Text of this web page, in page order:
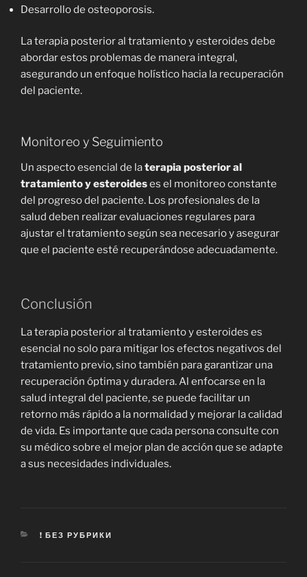
Desarrollo de osteoporosis.
La terapia posterior al tratamiento y esteroides debe
abordar estos problemas de manera integral,
asegurando un enfoque holístico hacia la recuperación
del paciente.
Monitoreo y Seguimiento
Un aspecto esencial de laterapia posterior al
tratamiento y esteroideses el monitoreo constante
del progreso del paciente. Los profesionales de la
salud deben realizar evaluaciones regulares para
ajustar el tratamiento según sea necesario y asegurar
que el paciente esté recuperándose adecuadamente.
Conclusión
La terapia posterior al tratamiento y esteroides es
esencial no solo para mitigar los efectos negativos del
tratamiento previo, sino también para garantizar una
recuperación óptima y duradera. Al enfocarse en la
salud integral del paciente, se puede facilitar un
retorno más rápido a la normalidad y mejorar la calidad
de vida. Es importante que cada persona consulte con
su médico sobre el mejor plan de acción que se adapte
a sus necesidades individuales.
CATEGORIES
! БЕЗ РУБРИКИ